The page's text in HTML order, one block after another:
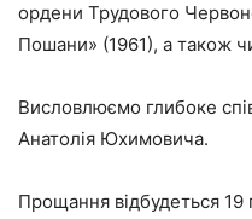
ордени Трудового
Пошани» (1961), а також
Висловлюємо глибоке
Анатолія Юхимовича.
Прощання відбудеться 19